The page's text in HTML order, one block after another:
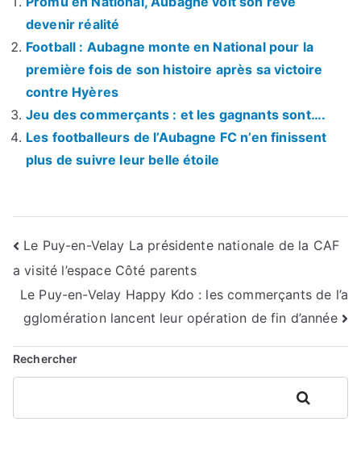
devenir réalité
Football : Aubagne monte en National pour la
première fois de son histoire après sa victoire
contre Hyères
Jeu des commerçants : et les gagnants sont….
Les footballeurs de l’Aubagne FC n’en finissent
plus de suivre leur belle étoile
Navigation
de
l’article
Le Puy-en-Velay La présidente nationale de la CAF
a visité l’espace Côté parents
Le Puy-en-Velay Happy Kdo : les commerçants de l’a
gglomération lancent leur opération de fin d’année
Rechercher
Rechercher